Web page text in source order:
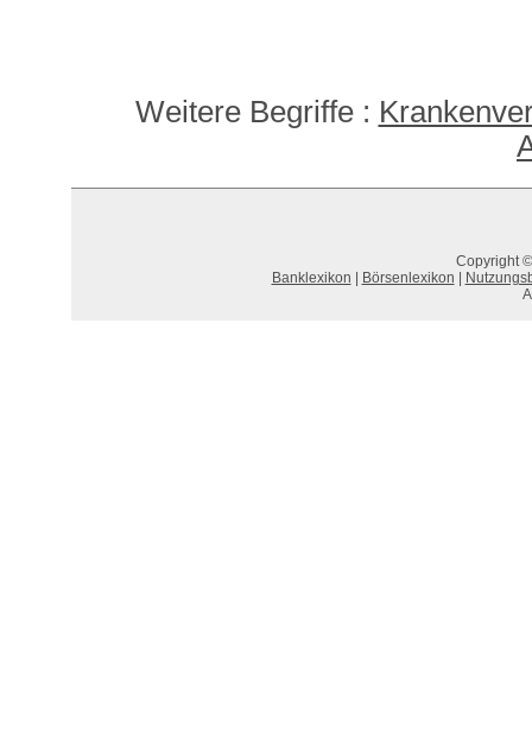
Weitere Begriffe :
Copyright
Banklexikon
Börsenlexikon